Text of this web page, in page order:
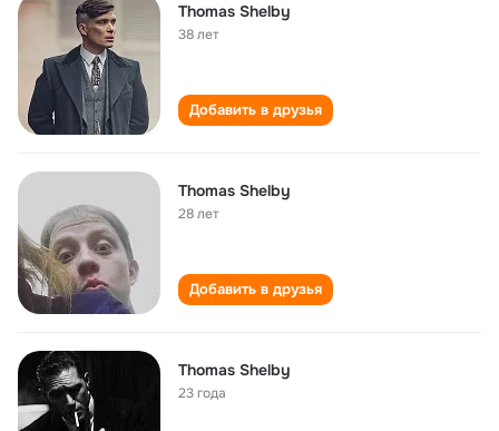
Thomas Shelby
38 лет
Добавить в друзья
Thomas Shelby
28 лет
Добавить в друзья
Thomas Shelby
23 года